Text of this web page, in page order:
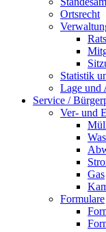
Ortsrecht
Statistik
Lage und
Service /
Ver- und
Gas
Formulare